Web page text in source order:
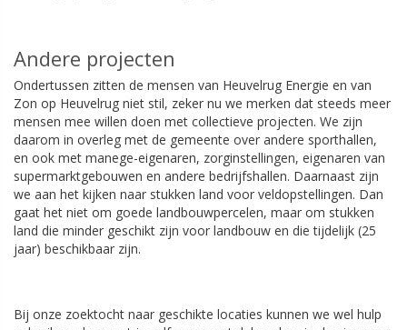
Andere projecten
Ondertussen zitten de mensen van Heuvelrug Energie en van
Zon op Heuvelrug niet stil, zeker nu we merken dat steeds meer
mensen mee willen doen met collectieve projecten. We zijn
daarom in overleg met de gemeente over andere sporthallen,
en ook met manege-eigenaren, zorginstellingen, eigenaren van
supermarktgebouwen en andere bedrijfshallen. Daarnaast zijn
we aan het kijken naar stukken land voor veldopstellingen. Dan
gaat het niet om goede landbouwpercelen, maar om stukken
land die minder geschikt zijn voor landbouw en die tijdelijk (25
jaar) beschikbaar zijn.
Bij onze zoektocht naar geschikte locaties kunnen we wel hulp